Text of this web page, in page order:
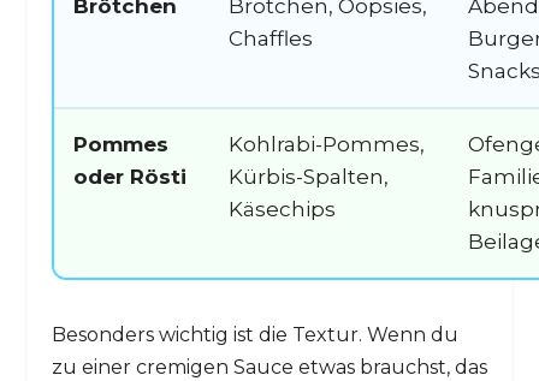
Brötchen
Brötchen, Oopsies,
Chaffles
Pommes
oder Rösti
Kohlrabi-Pommes,
Kürbis-Spalten,
Käsechips
Besonders wichtig ist die Textur. Wenn du
zu einer cremigen Sauce etwas brauchst, das